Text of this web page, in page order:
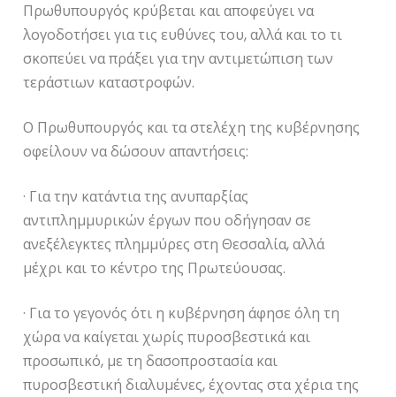
Πρωθυπουργός κρύβεται και αποφεύγει να
λογοδοτήσει για τις ευθύνες του, αλλά και το τι
σκοπεύει να πράξει για την αντιμετώπιση των
τεράστιων καταστροφών.
Ο Πρωθυπουργός και τα στελέχη της κυβέρνησης
οφείλουν να δώσουν απαντήσεις:
· Για την κατάντια της ανυπαρξίας
αντιπλημμυρικών έργων που οδήγησαν σε
ανεξέλεγκτες πλημμύρες στη Θεσσαλία, αλλά
μέχρι και το κέντρο της Πρωτεύουσας.
· Για το γεγονός ότι η κυβέρνηση άφησε όλη τη
χώρα να καίγεται χωρίς πυροσβεστικά και
προσωπικό, με τη δασοπροστασία και
πυροσβεστική διαλυμένες, έχοντας στα χέρια της